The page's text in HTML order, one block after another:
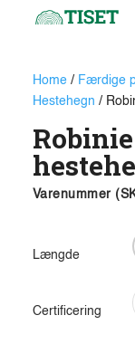
Home/ Færdige
Hestehegn /
Varenummer
Længde
Certificering